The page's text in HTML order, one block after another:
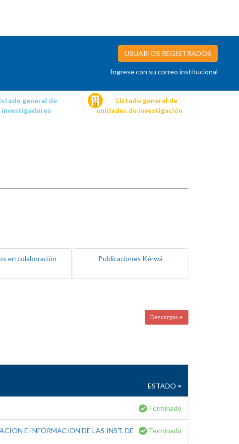
USUARIOS REGISTRADOS
Ingrese con su correo institucional
general de
investigadores
Listado general de
unidades de investigación
en colaboración Publicaciones Kérwá
Descargas
ESTADO
Terminado
E INFORMACION DE LAS INST. DE
Terminado